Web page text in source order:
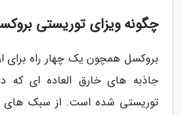
چگونه ویزای توریستی
بروکسل همچون یک چهار راه برای
جاذبه های خارق العاده ای که
توریستی شده است. از سبک های